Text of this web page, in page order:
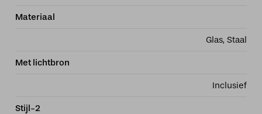
Materiaal
Glas, Staal
Met lichtbron
Inclusief
Stijl-2